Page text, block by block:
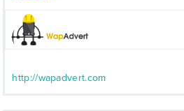
http://wapadvert.com